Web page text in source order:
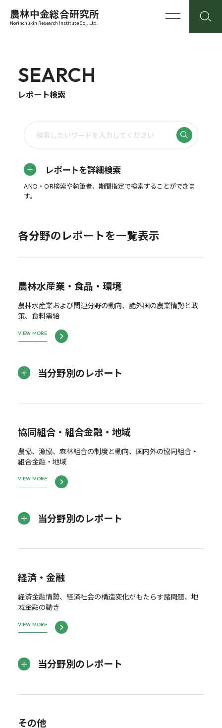
農林中金総合研究所
Norinchukin Research Institute Co., Ltd.
SEARCH
レポート検索
レポートを詳細検索
AND・OR検索や執筆者、期間指定で検索することができま
す。
各分野のレポートを一覧表示
農林水産業・食品・環境
農林水産業および関連分野の動向、諸外国の農業情勢と政
策、食料需給
VIEW MORE
当分野別のレポート
協同組合・組合金融・地域
農協、漁協、森林組合の制度と動向、国内外の協同組合・
組合金融・地域
VIEW MORE
当分野別のレポート
経済・金融
経済金融情勢、経済社会の構造変化がもたらす諸問題、地
域金融の動き
VIEW MORE
当分野別のレポート
その他